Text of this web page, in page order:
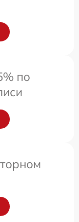
по